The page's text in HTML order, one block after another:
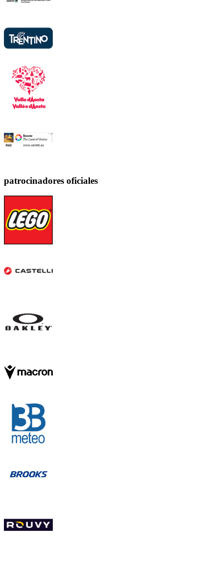
patrocinadores oficiales